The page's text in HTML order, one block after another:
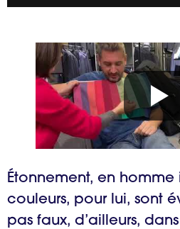
Étonnement, en homme
couleurs, pour lui, sont
pas faux, d’ailleurs,